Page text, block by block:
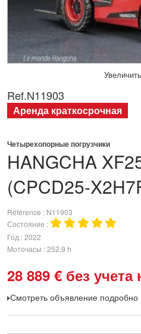
HANGCHA
(CPCD25-
Четырехопорные погрузчики
Référence
N11903
Состояние
Год 2022
Моточасы 252,9 h
28 889 € без учета
Смотреть объявление подробно
Ref.N11903
Аренда краткосрочная